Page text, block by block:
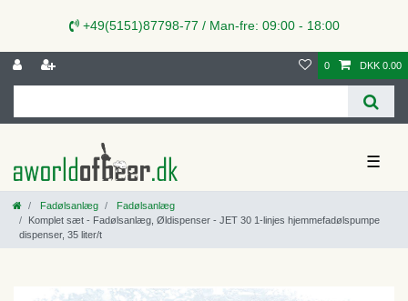
+49(5151)87798-77 / Man-fre: 09:00 - 18:00
0 DKK 0.00
☰
Fadølsanlæg
Fadølsanlæg
Komplet sæt - Fadølsanlæg, Øldispenser - JET 30 1-linjes hjemmefadølspumpe
dispenser, 35 liter/t